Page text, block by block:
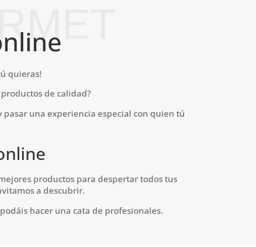
quieras!
de calidad?
una experiencia especial con quien tú
productos para despertar todos tus
a descubrir.
hacer una cata de profesionales.